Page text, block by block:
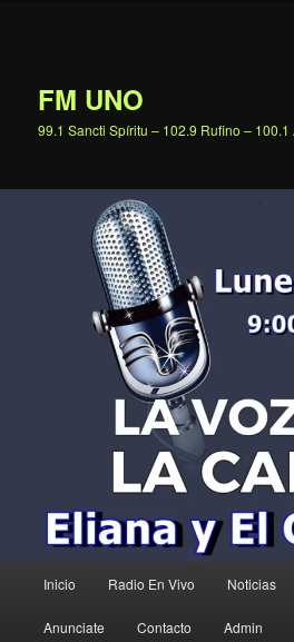
FM UNO
99.1 Sancti Spíritu – 102.9 Rufino –
principal
Inicio Radio En Vivo Noticias
Anunciate Contacto Admin